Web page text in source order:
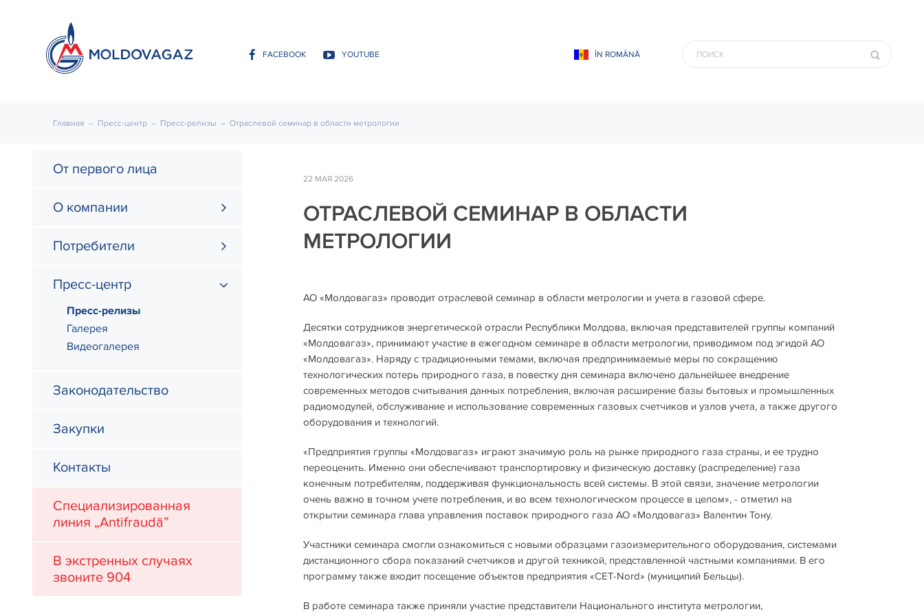
FACEBOOK YOUTUBE ÎN ROMÂNĂ
Главная – Пресс-центр – Пресс-релизы – Отраслевой семинар в области метрологии
От первого лица
О компании
Потребители
Пресс-центр
Пресс-релизы
Галерея
Видеогалерея
Законодательство
Закупки
Контакты
Специализированная
линия „Antifraudă”
В экстренных случаях
звоните 904
22 МАЯ 2026
ОТРАСЛЕВОЙ СЕМИНАР В ОБЛАСТИ
МЕТРОЛОГИИ
АО «Молдовагаз» проводит отраслевой семинар в области метрологии и учета в газовой сфере.
Десятки сотрудников энергетической отрасли Республики Молдова, включая представителей группы компаний
«Молдовагаз», принимают участие в ежегодном семинаре в области метрологии, приводимом под эгидой АО
«Молдовагаз». Наряду с традиционными темами, включая предпринимаемые меры по сокращению
технологических потерь природного газа, в повестку дня семинара включено дальнейшее внедрение
современных методов считывания данных потребления, включая расширение базы бытовых и промышленных
радиомодулей, обслуживание и использование современных газовых счетчиков и узлов учета, а также другого
оборудования и технологий.
«Предприятия группы «Молдовагаз» играют значимую роль на рынке природного газа страны, и ее трудно
переоценить. Именно они обеспечивают транспортировку и физическую доставку (распределение) газа
конечным потребителям, поддерживая функциональность всей системы. В этой связи, значение метрологии
очень важно в точном учете потребления, и во всем технологическом процессе в целом», - отметил на
открытии семинара глава управления поставок природного газа АО «Молдовагаз» Валентин Тону.
Участники семинара смогли ознакомиться с новыми образцами газоизмерительного оборудования, системами
дистанционного сбора показаний счетчиков и другой техникой, представленной частными компаниями. В его
программу также входит посещение объектов предприятия «СЕТ-Nord» (муниципий Бельцы).
В работе семинара также приняли участие представители Национального института метрологии,